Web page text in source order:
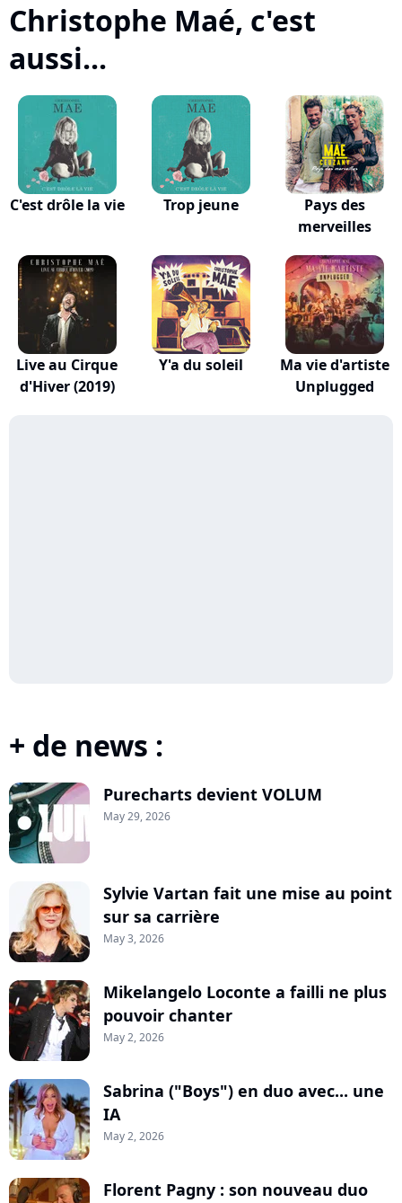
Christophe Maé, c'est
aussi...
C'est drôle la vie Trop jeune
Pays des
merveilles
Live au Cirque
d'Hiver (2019)
Y'a du soleil
Ma vie d'artiste
Unplugged
+ de news :
Purecharts devient VOLUM
May 29, 2026
Sylvie Vartan fait une mise au point
sur sa carrière
May 3, 2026
Mikelangelo Loconte a failli ne plus
pouvoir chanter
May 2, 2026
Sabrina ("Boys") en duo avec... une
IA
May 2, 2026
Florent Pagny : son nouveau duo